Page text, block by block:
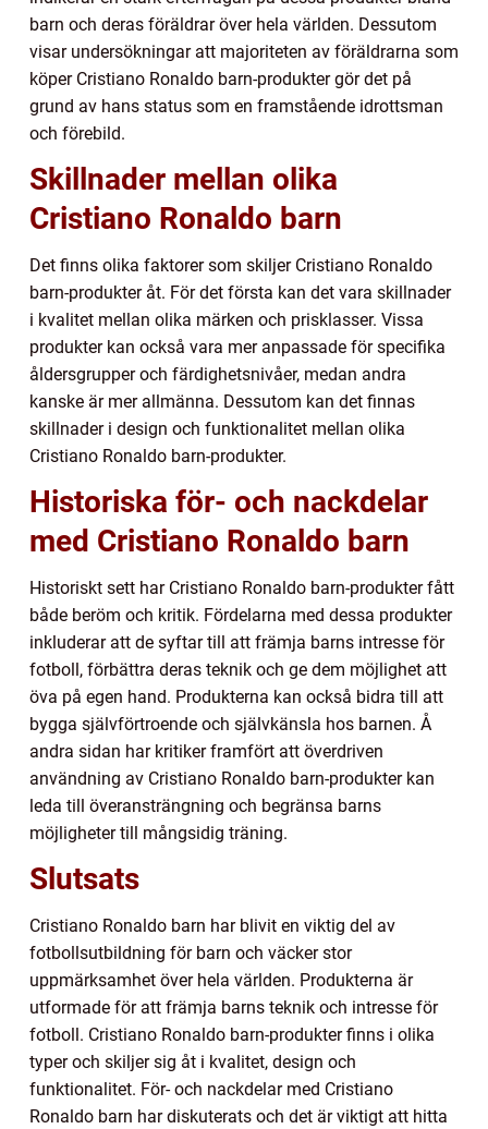
barn och deras föräldrar över hela världen. Dessutom
visar undersökningar att majoriteten av föräldrarna som
köper Cristiano Ronaldo barn-produkter gör det på
grund av hans status som en framstående idrottsman
och förebild.
Skillnader mellan olika
Cristiano Ronaldo barn
Det finns olika faktorer som skiljer Cristiano Ronaldo
barn-produkter åt. För det första kan det vara skillnader
i kvalitet mellan olika märken och prisklasser. Vissa
produkter kan också vara mer anpassade för specifika
åldersgrupper och färdighetsnivåer, medan andra
kanske är mer allmänna. Dessutom kan det finnas
skillnader i design och funktionalitet mellan olika
Cristiano Ronaldo barn-produkter.
Historiska för- och nackdelar
med Cristiano Ronaldo barn
Historiskt sett har Cristiano Ronaldo barn-produkter fått
både beröm och kritik. Fördelarna med dessa produkter
inkluderar att de syftar till att främja barns intresse för
fotboll, förbättra deras teknik och ge dem möjlighet att
öva på egen hand. Produkterna kan också bidra till att
bygga självförtroende och självkänsla hos barnen. Å
andra sidan har kritiker framfört att överdriven
användning av Cristiano Ronaldo barn-produkter kan
leda till överansträngning och begränsa barns
möjligheter till mångsidig träning.
Slutsats
Cristiano Ronaldo barn har blivit en viktig del av
fotbollsutbildning för barn och väcker stor
uppmärksamhet över hela världen. Produkterna är
utformade för att främja barns teknik och intresse för
fotboll. Cristiano Ronaldo barn-produkter finns i olika
typer och skiljer sig åt i kvalitet, design och
funktionalitet. För- och nackdelar med Cristiano
Ronaldo barn har diskuterats och det är viktigt att hitta